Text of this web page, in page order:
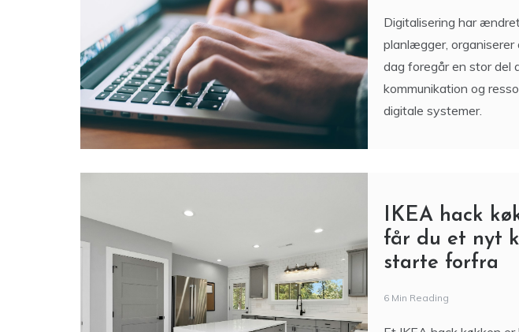
planlægger, organiserer
dag foregår en stor del
kommunikation og
digitale systemer.
får du et nyt
starte forfra